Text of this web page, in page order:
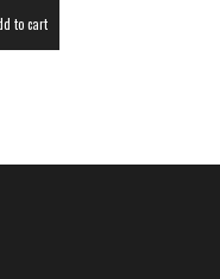
to cart